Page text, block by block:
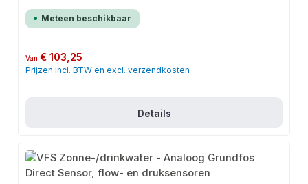
Meteen beschikbaar
Normale prijs:
Van€ 103,25
Prijzen incl. BTW en excl. verzendkosten
Details